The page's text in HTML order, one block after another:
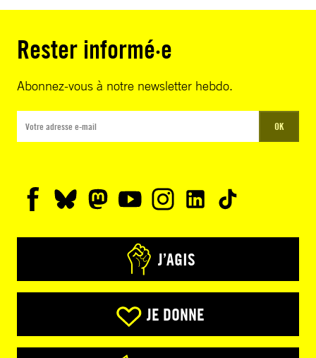
Rester informé·e
Abonnez-vous à notre newsletter hebdo.
OK
J’AGIS
JE DONNE